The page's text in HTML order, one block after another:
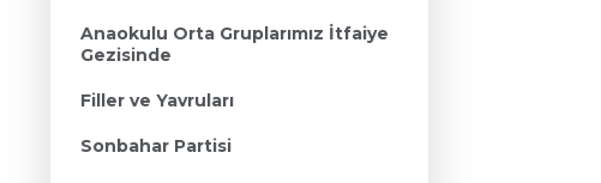
Anaokulu Orta Gruplarımız İtfaiye
Gezisinde
Filler ve Yavruları
Sonbahar Partisi